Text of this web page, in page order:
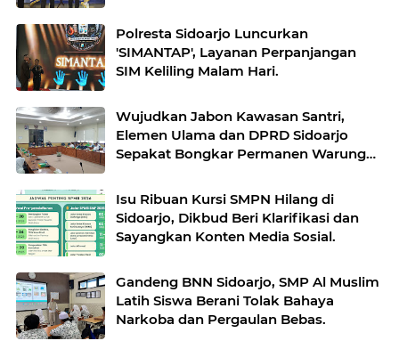
Polresta Sidoarjo Luncurkan
'SIMANTAP', Layanan Perpanjangan
SIM Keliling Malam Hari.
Wujudkan Jabon Kawasan Santri,
Elemen Ulama dan DPRD Sidoarjo
Sepakat Bongkar Permanen Warung
Isu Ribuan Kursi SMPN Hilang di
Sidoarjo, Dikbud Beri Klarifikasi dan
Sayangkan Konten Media Sosial.
Gandeng BNN Sidoarjo, SMP Al Muslim
Latih Siswa Berani Tolak Bahaya
Narkoba dan Pergaulan Bebas.